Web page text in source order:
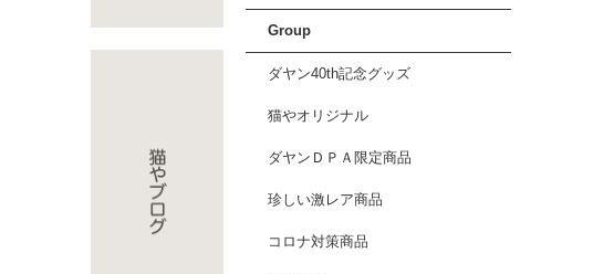
Group
ダヤン40th記念グッズ
猫やオリジナル
ダヤンＤＰＡ限定商品
珍しい激レア商品
コロナ対策商品